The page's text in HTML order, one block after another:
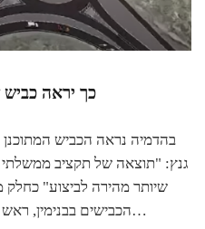
כך יראה
בהדמיה נראה הכביש
גנץ: "תוצאה של תקציב ממשלתי
שיותר מהירה לביצוע" כחלק
הכבישים בבנימין, ראש המועצה ישראל גנץ עדכן ששלב…